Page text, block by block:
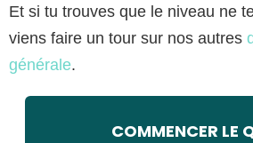
Et si tu trouves que le niveau ne
viens faire un tour sur nos autres
générale.
COMMENCER LE